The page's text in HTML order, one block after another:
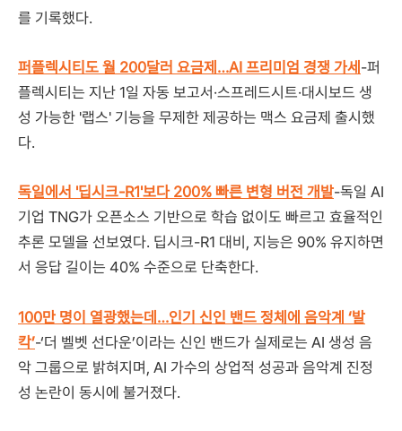
를 기록했다.
퍼플렉시티도 월 200달러 요금제…AI 프리미엄 경쟁 가세 -퍼
플렉시티는 지난 1일 자동 보고서·스프레드시트·대시보드 생
성 가능한 '랩스' 기능을 무제한 제공하는 맥스 요금제 출시했
다.
독일에서 '딥시크-R1'보다 200% 빠른 변형 버전 개발-독일 AI
기업 TNG가 오픈소스 기반으로 학습 없이도 빠르고 효율적인
추론 모델을 선보였다. 딥시크-R1 대비, 지능은 90% 유지하면
서 응답 길이는 40% 수준으로 단축한다.
100만 명이 열광했는데…인기 신인 밴드 정체에 음악계 ‘발
칵’-‘더 벨벳 선다운’이라는 신인 밴드가 실제로는 AI 생성 음
악 그룹으로 밝혀지며, AI 가수의 상업적 성공과 음악계 진정
성 논란이 동시에 불거졌다.